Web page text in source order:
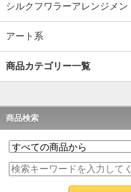
シルクフワラーアレンジメン
アート系
商品カテゴリー一覧
商品検索